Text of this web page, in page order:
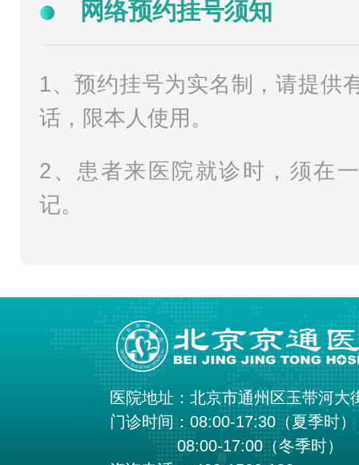
网络预约挂号须知
1、预约挂号为实名制，请提供
话，限本人使用。
2、患者来医院就诊时，须在
记。
医院地址：北京市通州区玉带河大
门诊时间：08:00-17:30（夏季时）
08:00-17:00（冬季时）